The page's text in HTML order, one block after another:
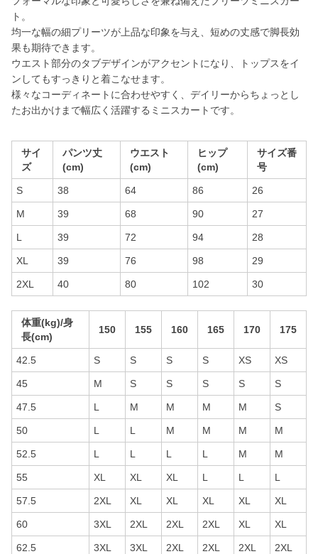
ト。
均一な幅の細プリーツが上品な印象を与え、短めの丈感で脚長効
果も期待できます。
ウエスト部分のタブデザインがアクセントになり、トップスをイ
ンしてもすっきりと着こなせます。
様々なコーディネートに合わせやすく、デイリーからちょっとし
たお出かけまで幅広く活躍するミニスカートです。
サイ
ズ
パンツ丈
(cm)
ウエスト
(cm)
ヒップ
(cm)
サイズ番
号
S 38 64 86 26
M 39 68 90 27
L 39 72 94 28
XL 39 76 98 29
2XL 40 80 102 30
体重(kg)/身
長(cm)
150 155 160 165 170 175
42.5 S S S S XS XS
45 M S S S S S
47.5 L M M M M S
50 L L M M M M
52.5 L L L L M M
55 XL XL XL L L L
57.5 2XL XL XL XL XL XL
60 3XL 2XL 2XL 2XL XL XL
62.5 3XL 3XL 2XL 2XL 2XL 2XL